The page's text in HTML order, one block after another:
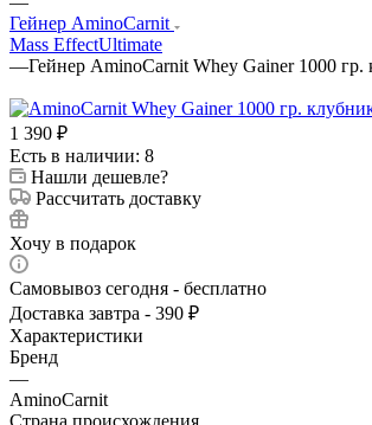
Гейнер AminoCarnit
Mass EffectUltimate
—Гейнер AminoCarnit Whey Gainer 1000 гр.
1 390 ₽
Есть в наличии: 8
Нашли дешевле?
Рассчитать доставку
Хочу в подарок
Самовывоз сегодня - бесплатно
Доставка завтра - 390 ₽
Характеристики
Бренд
—
AminoCarnit
Страна происхождения